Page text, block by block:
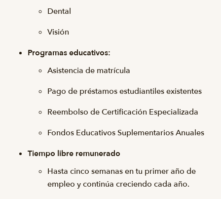
Dental
Visión
Programas educativos:
Asistencia de matrícula
Pago de préstamos estudiantiles existentes
Reembolso de Certificación Especializada
Fondos Educativos Suplementarios Anuales
Tiempo libre remunerado
Hasta cinco semanas en tu primer año de
empleo y continúa creciendo cada año.